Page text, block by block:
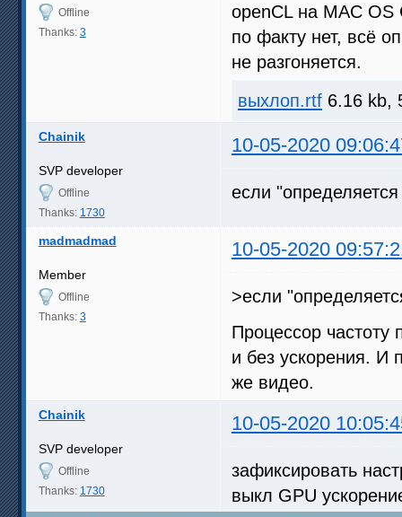
Offline
Thanks: 3
openCL на MAC OS
по факту нет, всё
не разгоняется.
выхлоп.rtf 6.16 kb,
Chainik 10-05-2020
SVP developer
Offline
Thanks: 1730
если
madmadmad 10-05-2020
Member
Offline
Thanks: 3
>если
Процессор частоту
и без ускорения. И
же видео.
Chainik 10-05-2020
SVP developer
Offline
Thanks: 1730
зафиксировать
выкл GPU